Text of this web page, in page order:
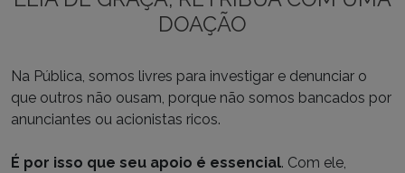
DOAÇÃO
Na Pública, somos livres para investigar e denunciar o
que outros não ousam, porque não somos bancados por
anunciantes ou acionistas ricos.
É por isso que seu apoio é essencial. Com ele,